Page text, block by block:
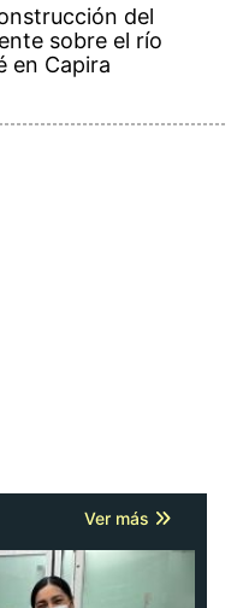
del
sobre el río
en Capira
Ver más